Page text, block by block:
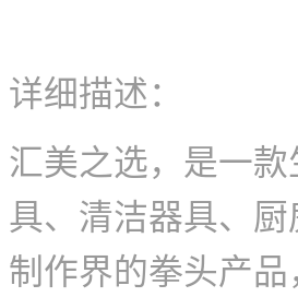
详细描述：
汇美之选，是一
具、清洁器具、
制作界的拳头产